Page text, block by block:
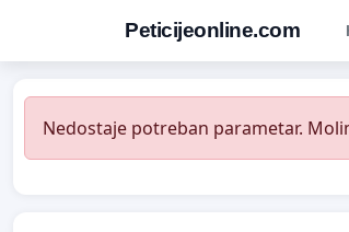
Peticijeonline.com
Nedostaje potreban parametar.